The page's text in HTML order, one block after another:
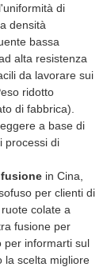
di
densità
bassa
alta resistenza
da lavorare sui
ridotto
di fabbrica).
a base di
processi di
in Cina,
per clienti di
colate a
fusione per
per informarti sul
la scelta migliore